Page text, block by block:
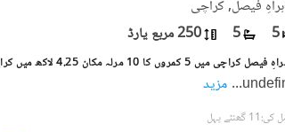
فیصل, کراچی
5
5 250 مربع یارڈ
... مزید
گھنٹے پہل